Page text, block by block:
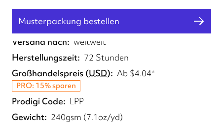
Musterpackung bestellen
Erfüllt von UK, EU, US, CA, AU, SE
Versand nach
weltweit
Herstellungszeit
72 Stunden
Großhandelspreis (USD) Ab $4.04*
PRO: 15% sparen
Prodigi Code
LPP
Gewicht
240gsm (7.1oz/yd)